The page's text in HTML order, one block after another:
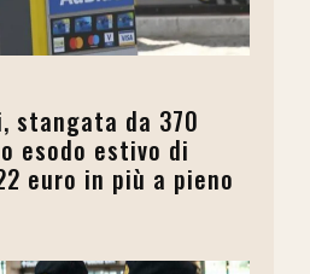
stangata da 370
esodo estivo di
euro in più a pieno